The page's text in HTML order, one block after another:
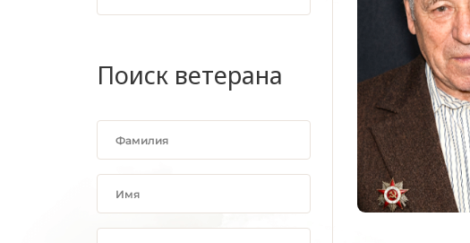
Поиск ветерана